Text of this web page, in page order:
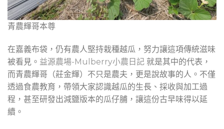
青農輝哥本尊
在嘉義布袋，仍有農人堅持栽種越瓜，努力讓這項傳統滋味
被看見。 益源農場-Mulberry小農日記 就是其中的代表，
而青農輝哥（莊金輝）不只是農夫，更是說故事的人。不僅
透過食農教育，帶領大家認識越瓜的生長、採收與加工過
程，甚至研發出減鹽版本的瓜仔脯，讓這份古早味得以延
續。